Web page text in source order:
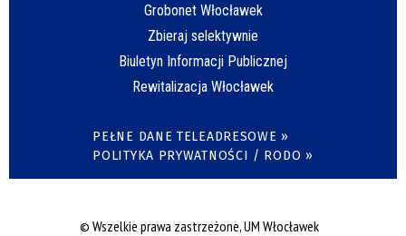
Grobonet Włocławek
Zbieraj selektywnie
Biuletyn Informacji Publicznej
Rewitalizacja Włocławek
PEŁNE DANE TELEADRESOWE »
POLITYKA PRYWATNOŚCI / RODO »
© Wszelkie prawa zastrzeżone, UM Włocławek